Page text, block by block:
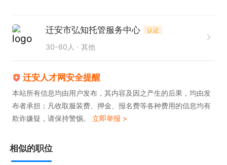
迁安市弘知托管服务中心 认证
30-60人 其他
迁安人才网安全提醒
本站所有信息均由用户发布，其内容及因之产生的后果，均由发
布者承担；凡收取服装费、押金、报名费等各种费用的信息均有
欺诈嫌疑，请保持警惕。 立即举报 >
相似的职位